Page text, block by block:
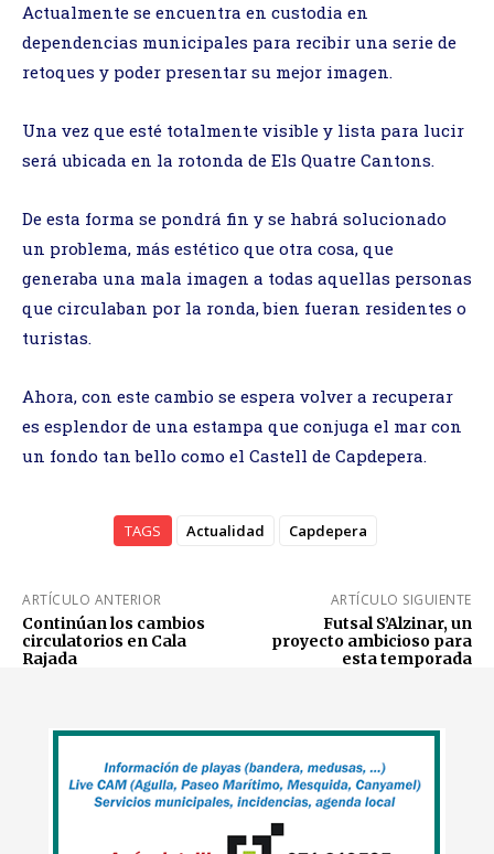
Actualmente se encuentra en custodia en
dependencias municipales para recibir una serie de
retoques y poder presentar su mejor imagen.
Una vez que esté totalmente visible y lista para lucir
será ubicada en la rotonda de Els Quatre Cantons.
De esta forma se pondrá fin y se habrá solucionado
un problema, más estético que otra cosa, que
generaba una mala imagen a todas aquellas personas
que circulaban por la ronda, bien fueran residentes o
turistas.
Ahora, con este cambio se espera volver a recuperar
es esplendor de una estampa que conjuga el mar con
un fondo tan bello como el Castell de Capdepera.
TAGS Actualidad Capdepera
ARTÍCULO ANTERIOR
Continúan los cambios
circulatorios en Cala
Rajada
ARTÍCULO SIGUIENTE
Futsal S’Alzinar, un
proyecto ambicioso para
esta temporada